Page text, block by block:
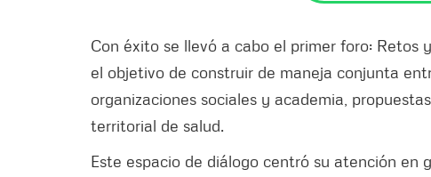
Con éxito se llevó a cabo el primer foro:
el objetivo de construir de maneja conjunta
organizaciones sociales y academia,
territorial de salud.
Este espacio de diálogo centró su atención en